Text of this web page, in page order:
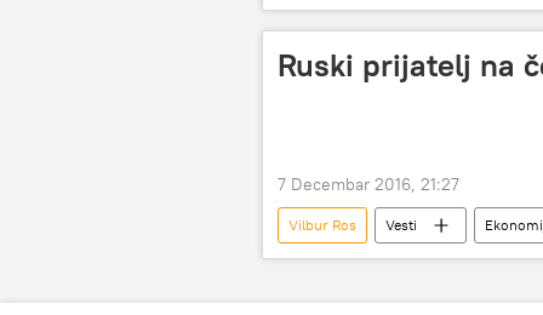
raketni napad
razonoda
Ruski prijatelj na
7 Decembar 2016, 21:27
Vilbur Ros Vesti